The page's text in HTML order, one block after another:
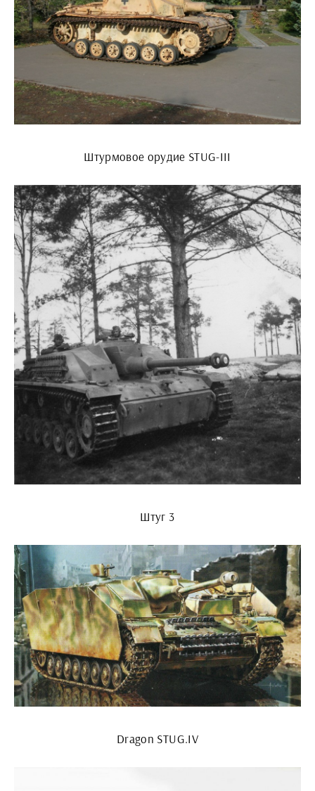
Штурмовое орудие STUG-III
Штуг 3
Dragon STUG.IV